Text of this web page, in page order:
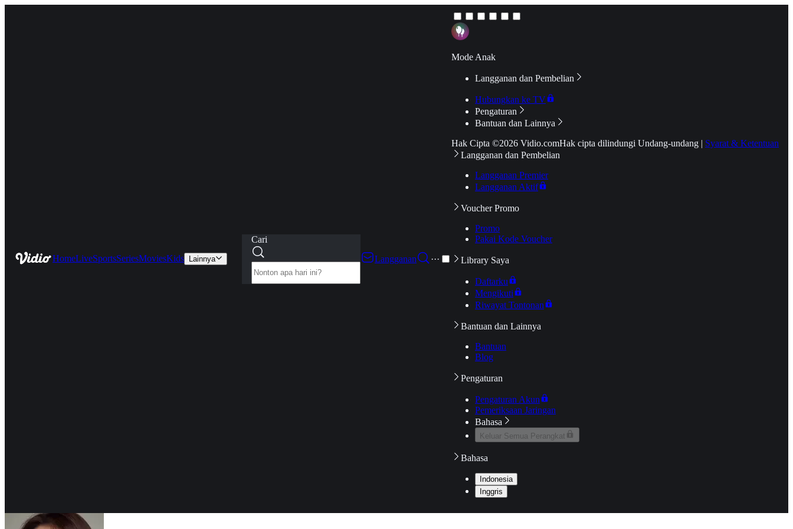
HomeLiveSportsSeriesMoviesKids Lainnya
Cari
Langganan
···
Mode Anak
Langganan dan Pembelian
Hubungkan ke TV
Pengaturan
Bantuan dan Lainnya
Hak Cipta ©2026 Vidio.comHak cipta dilindungi Undang-undang | Syarat & Ketentuan
Langganan dan Pembelian
Langganan Premier
Langganan Aktif
Voucher Promo
Promo
Pakai Kode Voucher
Library Saya
Daftarku
Mengikuti
Riwayat Tontonan
Bantuan dan Lainnya
Bantuan
Blog
Pengaturan
Pengaturan Akun
Pemeriksaan Jaringan
Bahasa
Keluar Semua Perangkat
Bahasa
Indonesia
Inggris